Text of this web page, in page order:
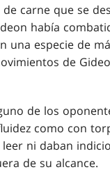
carne que se
había
una especie de
de
de los
como con
ni daban
de su alcance.